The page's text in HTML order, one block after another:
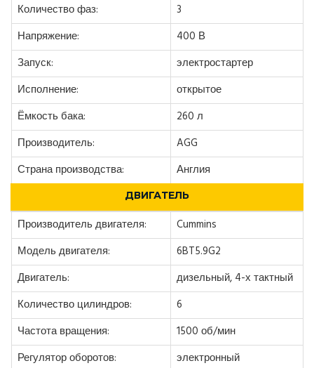
Количество фаз:
3
Напряжение:
400 В
Запуск:
электростартер
Исполнение:
открытое
Ёмкость бака:
260 л
Производитель:
AGG
Страна производства:
Англия
ДВИГАТЕЛЬ
Производитель двигателя:
Cummins
Модель двигателя:
6BT5.9G2
Двигатель:
дизельный, 4-х тактный
Количество цилиндров:
6
Частота вращения:
1500 об/мин
Регулятор оборотов:
электронный